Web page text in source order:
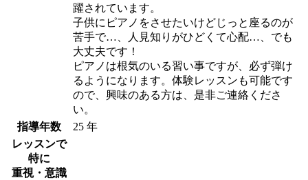
躍されています。
子供にピアノをさせたいけどじっと座るのが
苦手で…、人見知りがひどくて心配…、でも
大丈夫です！
ピアノは根気のいる習い事ですが、必ず弾け
るようになります。体験レッスンも可能です
ので、興味のある方は、是非ご連絡くださ
い。
指導年数
25 年
レッスンで
特に
重視・意識